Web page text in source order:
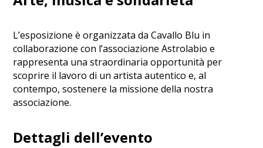
L’esposizione è organizzata da Cavallo Blu in
collaborazione con l’associazione Astrolabio e
rappresenta una straordinaria opportunità per
scoprire il lavoro di un artista autentico e, al
contempo, sostenere la missione della nostra
associazione.
Dettagli dell’evento